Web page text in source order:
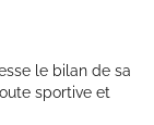
le bilan de sa
sportive et